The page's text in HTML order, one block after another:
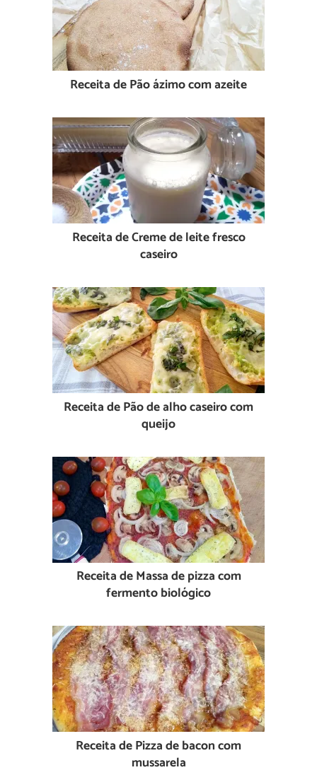
Receita de Pão ázimo com azeite
Receita de Creme de leite fresco
caseiro
Receita de Pão de alho caseiro com
queijo
Receita de Massa de pizza com
fermento biológico
Receita de Pizza de bacon com
mussarela